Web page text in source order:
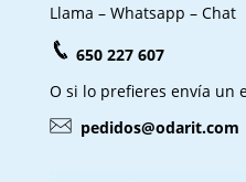
Llama – Whatsapp – Chat
650 227 607
O si lo prefieres envía un
pedidos@odarit.com